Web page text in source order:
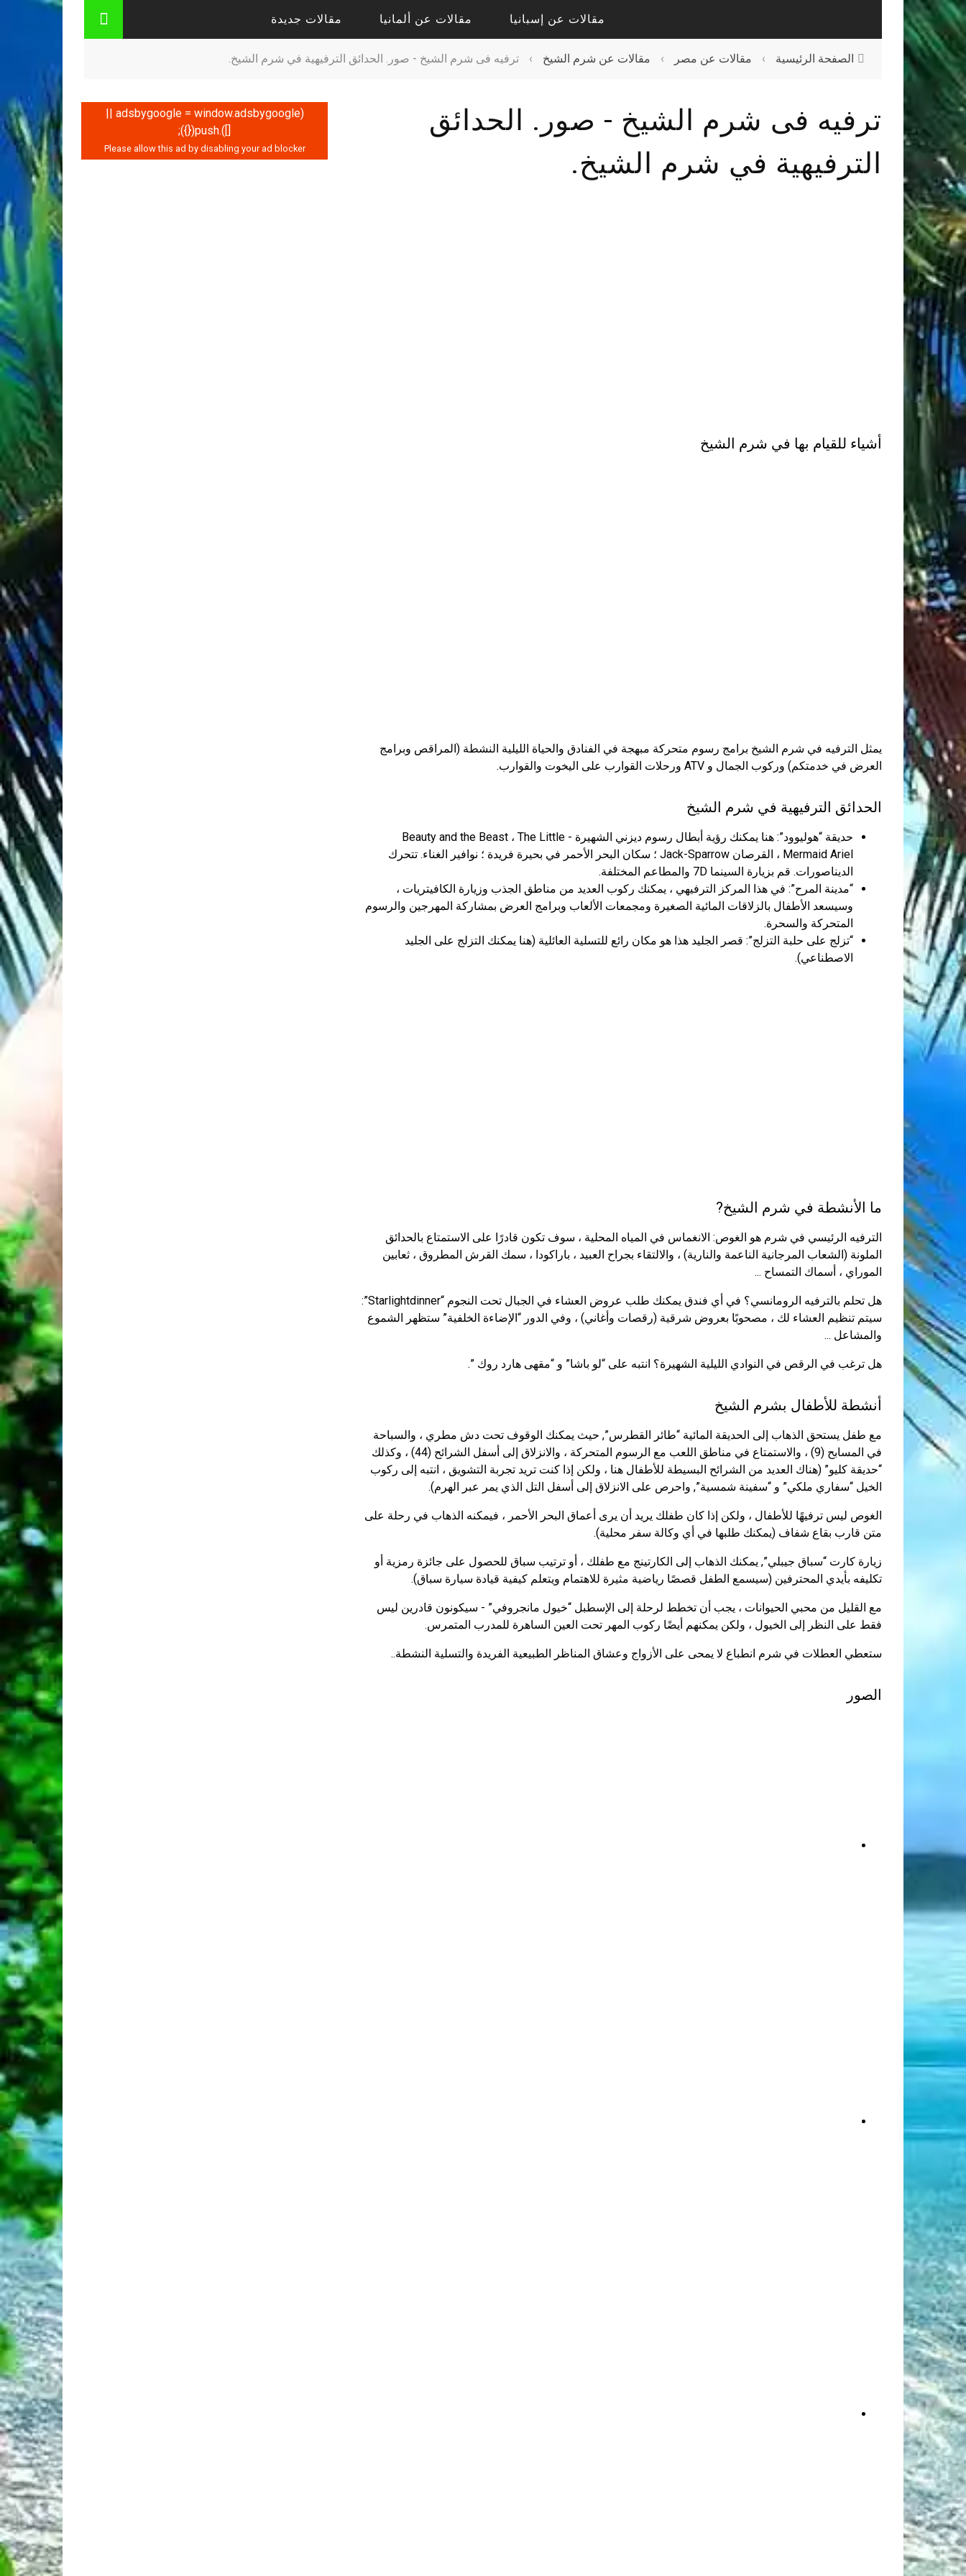
مقالات عن إسبانيا
مقالات عن برشلونة
مقالات عن ألمانيا
مقالات حول كولونيا
مقالات جديدة
الصفحة الرئيسية › مقالات عن مصر › مقالات عن شرم الشيخ › ترفيه فى شرم الشيخ - صور. الحدائق الترفيهية في شرم الشيخ.
ترفيه فى شرم الشيخ - صور. الحدائق
الترفيهية في شرم الشيخ.
أشياء للقيام بها في شرم الشيخ
يمثل الترفيه في شرم الشيخ برامج رسوم متحركة مبهجة في الفنادق والحياة الليلية النشطة (المراقص وبرامج
العرض في خدمتكم) وركوب الجمال و ATV ورحلات القوارب على اليخوت والقوارب.
الحدائق الترفيهية في شرم الشيخ
حديقة “هوليوود”: هنا يمكنك رؤية أبطال رسوم ديزني الشهيرة - Beauty and the Beast ، The Little
Mermaid Ariel ، القرصان Jack-Sparrow ؛ سكان البحر الأحمر في بحيرة فريدة ؛ نوافير الغناء. تتحرك
الديناصورات. قم بزيارة السينما 7D والمطاعم المختلفة.
“مدينة المرح”: في هذا المركز الترفيهي ، يمكنك ركوب العديد من مناطق الجذب وزيارة الكافيتريات ،
وسيسعد الأطفال بالزلاقات المائية الصغيرة ومجمعات الألعاب وبرامج العرض بمشاركة المهرجين والرسوم
المتحركة والسحرة.
“تزلج على حلبة التزلج”: قصر الجليد هذا هو مكان رائع للتسلية العائلية (هنا يمكنك التزلج على الجليد
الاصطناعي).
ما الأنشطة في شرم الشيخ?
الترفيه الرئيسي في شرم هو الغوص: الانغماس في المياه المحلية ، سوف تكون قادرًا على الاستمتاع بالحدائق
الملونة (الشعاب المرجانية الناعمة والنارية) ، والالتقاء بجراح العبيد ، باراكودا ، سمك القرش المطروق ، ثعابين
الموراي ، أسماك التمساح ...
هل تحلم بالترفيه الرومانسي؟ في أي فندق يمكنك طلب عروض العشاء في الجبال تحت النجوم “Starlightdinner”:
سيتم تنظيم العشاء لك ، مصحوبًا بعروض شرقية (رقصات وأغاني) ، وفي الدور “الإضاءة الخلفية” ستظهر الشموع
والمشاعل ...
هل ترغب في الرقص في النوادي الليلية الشهيرة؟ انتبه على “لو باشا” و “مقهى هارد روك ”.
أنشطة للأطفال بشرم الشيخ
مع طفل يستحق الذهاب إلى الحديقة المائية “طائر القطرس”, حيث يمكنك الوقوف تحت دش مطري ، والسباحة
في المسابح (9) ، والاستمتاع في مناطق اللعب مع الرسوم المتحركة ، والانزلاق إلى أسفل الشرائح (44) ، وكذلك
“حديقة كليو” (هناك العديد من الشرائح البسيطة للأطفال هنا ، ولكن إذا كنت تريد تجربة التشويق ، انتبه إلى ركوب
الخيل “سفاري ملكي” و “سفينة شمسية”, واحرص على الانزلاق إلى أسفل التل الذي يمر عبر الهرم).
الغوص ليس ترفيهًا للأطفال ، ولكن إذا كان طفلك يريد أن يرى أعماق البحر الأحمر ، فيمكنه الذهاب في رحلة على
متن قارب بقاع شفاف (يمكنك طلبها في أي وكالة سفر محلية).
زيارة كارت “سباق جيبلي”, يمكنك الذهاب إلى الكارتينج مع طفلك ، أو ترتيب سباق للحصول على جائزة رمزية أو
تكليفه بأيدي المحترفين (سيسمع الطفل قصصًا رياضية مثيرة للاهتمام ويتعلم كيفية قيادة سيارة سباق).
مع القليل من محبي الحيوانات ، يجب أن تخطط لرحلة إلى الإسطبل “خيول مانجروفي” - سيكونون قادرين ليس
فقط على النظر إلى الخيول ، ولكن يمكنهم أيضًا ركوب المهر تحت العين الساهرة للمدرب المتمرس.
ستعطي العطلات في شرم انطباع لا يمحى على الأزواج وعشاق المناظر الطبيعية الفريدة والتسلية النشطة..
الصور
(adsbygoogle = window.adsbygoogle ||
[]).push({});